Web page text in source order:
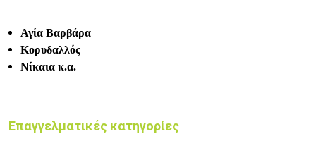
Αγία Βαρβάρα
Κορυδαλλός
Νίκαια κ.α.
Επαγγελματικές κατηγορίες